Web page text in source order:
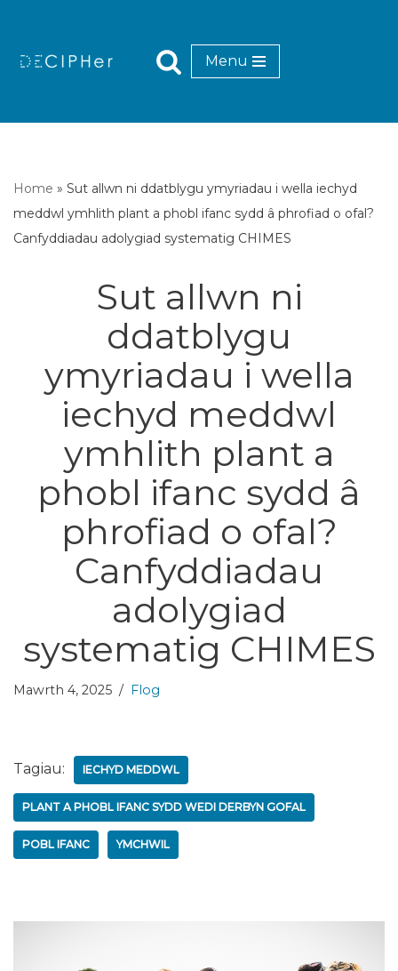
Menu
Home » Sut allwn ni ddatblygu ymyriadau i wella iechyd
meddwl ymhlith plant a phobl ifanc sydd â phrofiad o ofal?
Canfyddiadau adolygiad systematig CHIMES
Sut allwn ni
ddatblygu
ymyriadau i wella
iechyd meddwl
ymhlith plant a
phobl ifanc sydd â
phrofiad o ofal?
Canfyddiadau
adolygiad
systematig CHIMES
Mawrth 4, 2025 Flog
Tagiau: IECHYD MEDDWL
PLANT A PHOBL IFANC SYDD WEDI DERBYN GOFAL
POBL IFANC YMCHWIL